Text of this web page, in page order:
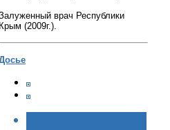
врач Республики
Крым (2009г.).